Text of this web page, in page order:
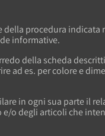
procedura
informative.
della scheda
ad es. per colore e
in ogni sua parte il
o degli articoli che